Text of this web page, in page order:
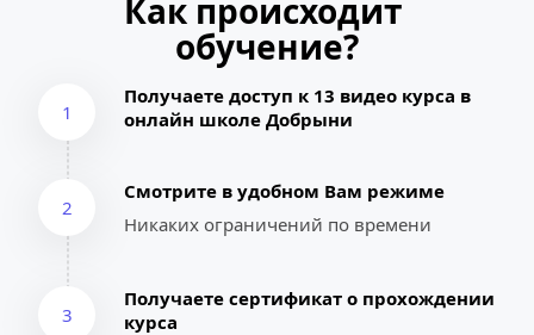
Как происходит
обучение?
1
Получаете доступ к 13 видео курса в
онлайн школе Добрыни
2
Смотрите в удобном Вам режиме
Никаких ограничений по времени
3
Получаете сертификат о прохождении
курса